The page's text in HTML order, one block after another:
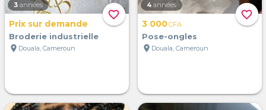
favorite_border
3 années
Prix sur demande
Broderie industrielle
location_on Douala, Cameroun
favorite_border
4 années
3 000CFA
Pose-ongles
location_on Douala, Cameroun